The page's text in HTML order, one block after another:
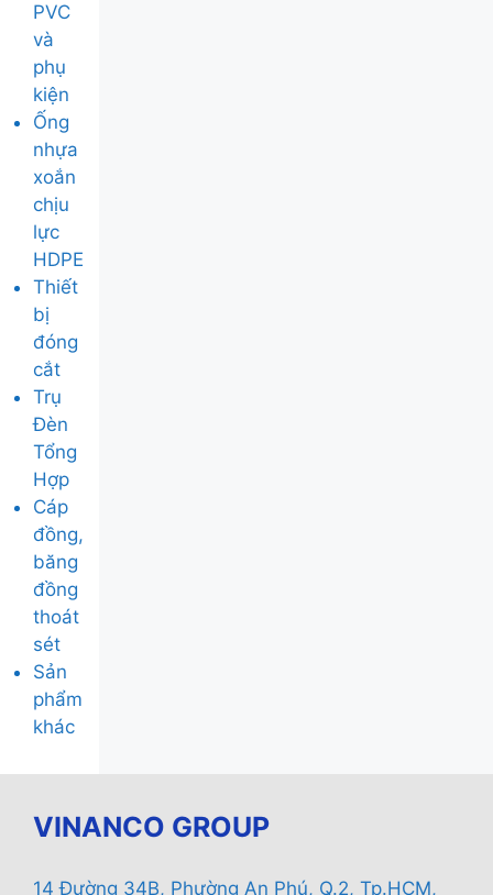
PVC
và
phụ
kiện
Ống
nhựa
xoắn
chịu
lực
HDPE
Thiết
bị
đóng
cắt
Trụ
Đèn
Tổng
Hợp
Cáp
đồng,
băng
đồng
thoát
sét
Sản
phẩm
khác
VINANCO GROUP
14 Đường 34B, Phường An Phú, Q.2, Tp.HCM,